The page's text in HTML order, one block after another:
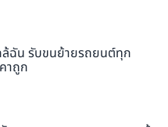
ล้ฉัน รับขนย้ายรถยนต์ทุก
าถูก